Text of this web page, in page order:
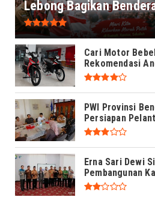
Lebong Bagikan
Cari Motor
Rekomendasi
PWI Provinsi
Persiapan
Erna Sari Dewi
Pembangunan